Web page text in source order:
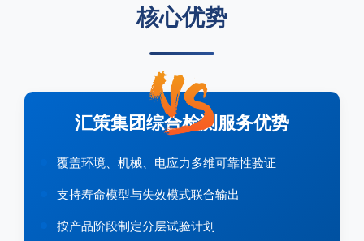
核心优势
汇策集团综合检测服务优势
覆盖环境、机械、电应力多维可靠性验证
支持寿命模型与失效模式联合输出
按产品阶段制定分层试验计划